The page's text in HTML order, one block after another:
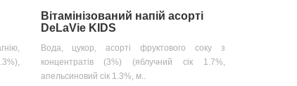
Вітамінізований напій асорті
DeLaVie KIDS
Вода, цукор, асорті фруктового соку з
концентратів (3%) (яблучний сік 1.7%,
апельсиновий сік 1.3%, м..